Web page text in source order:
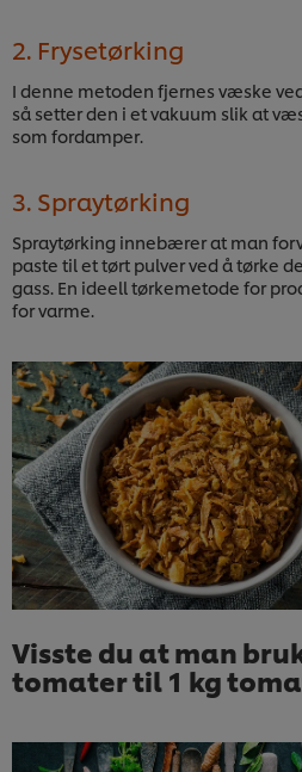
2. Frysetørking
I denne metoden fjernes væske
så setter den i et vakuum slik at
som fordamper.
3. Spraytørking
Spraytørking innebærer at man
paste til et tørt pulver ved å tørke
gass. En ideell tørkemetode for
for varme.
Visste du at man
tomater til 1 kg